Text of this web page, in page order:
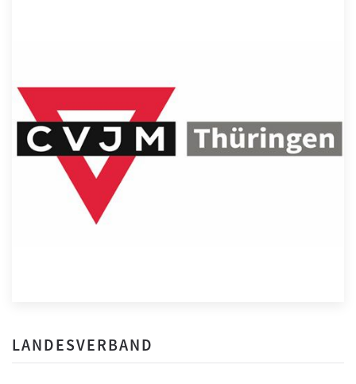
LANDESVERBAND